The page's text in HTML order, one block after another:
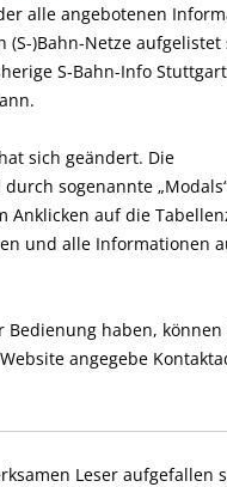
alle angebotenen
(S-)Bahn-Netze
S-Bahn-Info
sich geändert. Die
sogenannte
Anklicken auf die
und alle Informationen
Bedienung haben, können
angegebe
Leser aufgefallen